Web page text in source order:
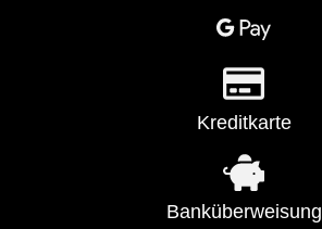
Kreditkarte
Banküberweisung